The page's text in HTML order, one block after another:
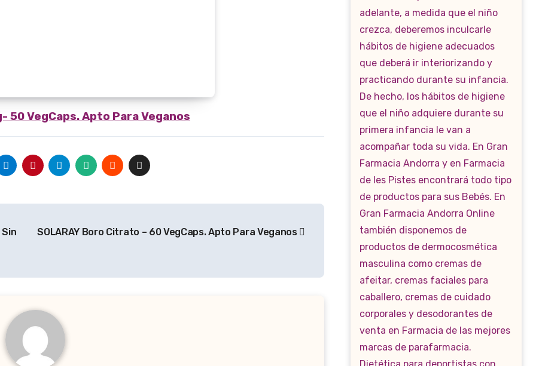
50 VegCaps. Apto Para Veganos
Sin
SOLARAY Boro Citrato – 60 VegCaps. Apto Para Veganos